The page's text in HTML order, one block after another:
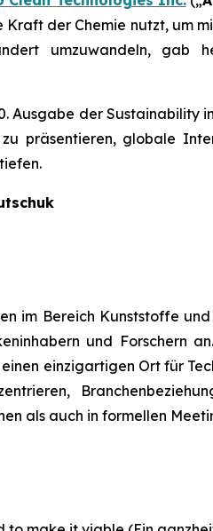
Kraft der Chemie nutzt,
umzuwandeln, gab
Ausgabe der
präsentieren, globale
im Bereich Kunststoffe
und Forschern
einzigartigen Ort für
als auch in formellen